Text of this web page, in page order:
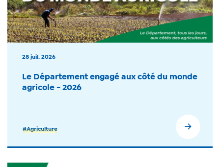
28 juil. 2026
Le Département engagé aux côté du monde
agricole - 2026
#Agriculture